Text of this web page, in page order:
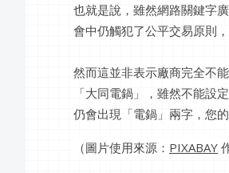
也就是說，雖然網路關鍵字
會中仍觸犯了公平交易原則
然而這並非表示廠商完全不
「大同電鍋」，雖然不能設
仍會出現「電鍋」兩字，您
（圖片使用來源： PIXABAY